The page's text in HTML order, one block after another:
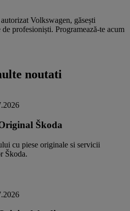
Volkswagen, găsești
profesioniști. Programează-te acum
noutati
Škoda
cu piese originale si servicii
Škoda.